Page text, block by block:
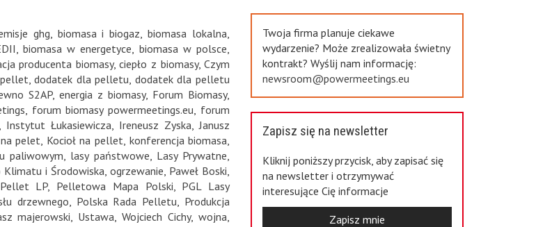
ghg biomasa i biogaz ,biomasa lokalna
biomasa w energetyce biomasa w polsce
producenta biomasy,ciepło z biomasy,Czym
,dodatek dla pelletu dodatek dla pelletu
S2AP,energia z biomasy, Forum Biomasy,
forum biomasy powermeetings.eu forum
Instytut Łukasiewicza Ireneusz Zyska ,Janusz
pelet Kocioł na pellet konferencja biomasa
paliwowym lasy państwowe Lasy Prywatne
i Środowiska ogrzewanie Paweł Boski
Pellet LP, Pelletowa Mapa Polski
PGL Lasy
drzewnego Polska Rada Pelletu
Produkcja
majerowski Ustawa ,Wojciech Cichy,wojna
Twoja firma planuje ciekawe
wydarzenie? Może zrealizowała świetny
kontrakt? Wyślij nam informację:
newsroom@powermeetings.eu
Zapisz się na newsletter
Kliknij poniższy przycisk, aby zapisać się
na newsletter i otrzymywać
interesujące Cię informacje
Zapisz mnie